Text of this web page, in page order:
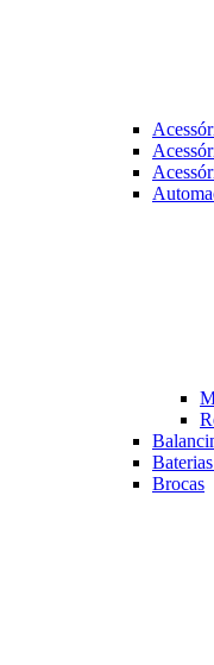
Brocas